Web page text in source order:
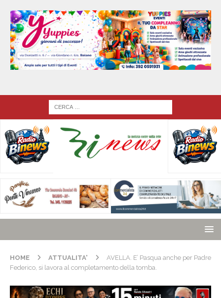
HOME ATTUALITA'
AVELLA. E’ Pasqua anche per Padre
Federico, si lavora al completamento della tomba.